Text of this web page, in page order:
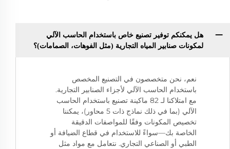
هل يمكنكم توفير تصنيع خاص باستخدام الحاسب الآلي
لمكونات صنابير المياه التجارية (مثل الفوهات، الصمامات)؟
نعم، نحن متخصصون في التصنيع المخصص
باستخدام الحاسب الآلي لأجزاء الصنابير التجارية.
مع امتلاكنا لـ 82 ماكينة تصنيع باستخدام الحاسب
الآلي (بما في ذلك نماذج ذات 5 محاور)، يمكننا
تخصيص المكونات وفقًا للمواصفات الدقيقة
الخاصة بك—سواءً للاستخدام في قطاع الضيافة أو
الطبي أو الصناعي التجاري. نتعامل مع مواد مثل